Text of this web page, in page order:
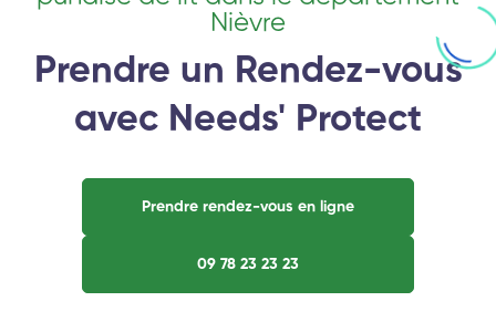
Nièvre
Prendre un Rendez-vous
avec Needs' Protect
Prendre rendez-vous en ligne
09 78 23 23 23